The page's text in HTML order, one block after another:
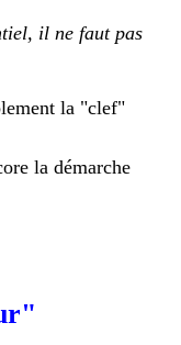
il ne faut pas
la "clef"
la démarche